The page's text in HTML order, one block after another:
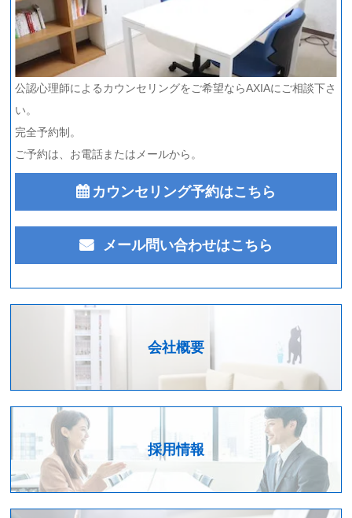
公認心理師によるカウンセリングをご希望ならAXIAにご相談下さ
い。
完全予約制。
ご予約は、お電話またはメールから。
カウンセリング予約はこちら
メール問い合わせはこちら
会社概要
採用情報